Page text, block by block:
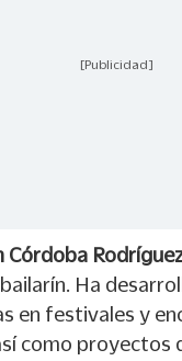
[Publicidad]
Córdoba
Ha
en festivales y
como proyectos